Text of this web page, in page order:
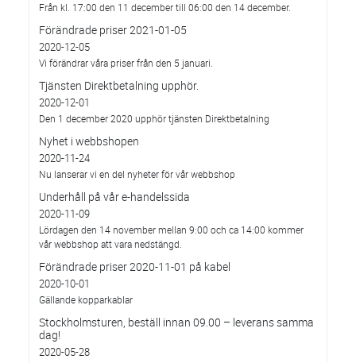
Från kl. 17:00 den 11 december till 06:00 den 14 december.
Förändrade priser 2021-01-05
2020-12-05
Vi förändrar våra priser från den 5 januari.
Tjänsten Direktbetalning upphör.
2020-12-01
Den 1 december 2020 upphör tjänsten Direktbetalning
Nyhet i webbshopen
2020-11-24
Nu lanserar vi en del nyheter för vår webbshop
Underhåll på vår e-handelssida
2020-11-09
Lördagen den 14 november mellan 9:00 och ca 14:00 kommer
vår webbshop att vara nedstängd.
Förändrade priser 2020-11-01 på kabel
2020-10-01
Gällande kopparkablar
Stockholmsturen, beställ innan 09.00 – leverans samma
dag!
2020-05-28